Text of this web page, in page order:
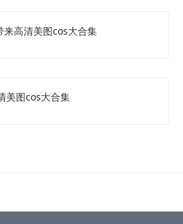
来高清美图cos大合集
美图cos大合集